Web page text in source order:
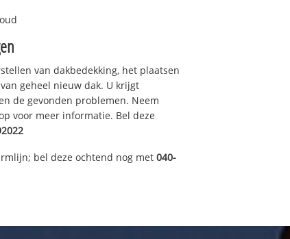
van dakbedekking, het plaatsen
geheel nieuw dak. U krijgt
de gevonden problemen. Neem
voor meer informatie. Bel deze
bel deze ochtend nog met 040-